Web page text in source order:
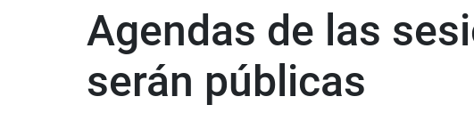
Agendas de las
serán públicas